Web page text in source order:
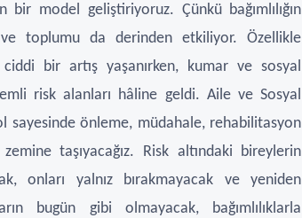
model geliştiriyoruz. Çünkü bağımlılığın
ve toplumu da derinden etkiliyor. Özellikle
ciddi bir artış yaşanırken, kumar ve sosyal
risk alanları hâline geldi. Aile ve Sosyal
sayesinde önleme, müdahale, rehabilitasyon
taşıyacağız. Risk altındaki bireylerin
onları yalnız bırakmayacak ve yeniden
bugün gibi olmayacak, bağımlılıklarla